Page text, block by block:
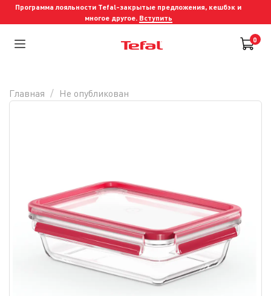
Программа лояльности Tefal-закрытые предложения, кешбэк и
многое другое. Вступить
0
Главная Не опубликован